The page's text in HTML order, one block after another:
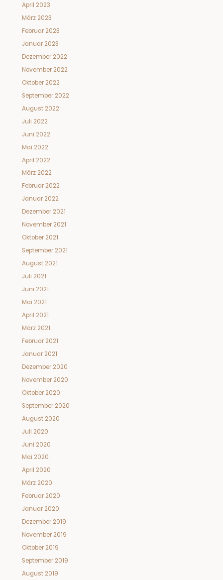
April 2023
März 2023
Februar 2023
Januar 2023
Dezember 2022
November 2022
Oktober 2022
September 2022
August 2022
Juli 2022
Juni 2022
Mai 2022
April 2022
März 2022
Februar 2022
Januar 2022
Dezember 2021
November 2021
Oktober 2021
September 2021
August 2021
Juli 2021
Juni 2021
Mai 2021
April 2021
März 2021
Februar 2021
Januar 2021
Dezember 2020
November 2020
Oktober 2020
September 2020
August 2020
Juli 2020
Juni 2020
Mai 2020
April 2020
März 2020
Februar 2020
Januar 2020
Dezember 2019
November 2019
Oktober 2019
September 2019
August 2019